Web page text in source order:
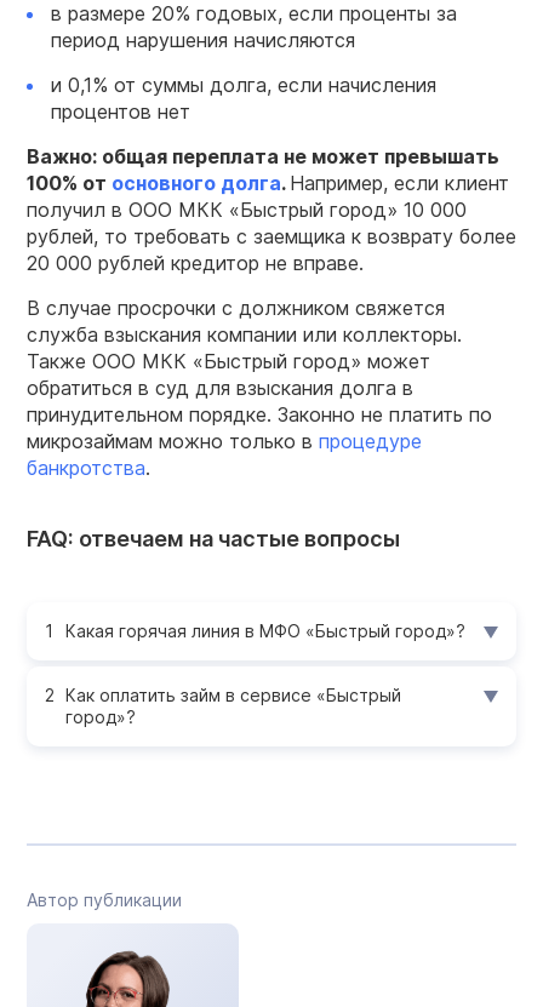
в размере 20% годовых, если проценты за
период нарушения начисляются
и 0,1% от суммы долга, если начисления
процентов нет
Важно: общая переплата не может превышать
100% от основного долга. Например, если клиент
получил в ООО МКК «Быстрый город» 10 000
рублей, то требовать с заемщика к возврату более
20 000 рублей кредитор не вправе.
В случае просрочки с должником свяжется
служба взыскания компании или коллекторы.
Также ООО МКК «Быстрый город» может
обратиться в суд для взыскания долга в
принудительном порядке. Законно не платить по
микрозаймам можно только в процедуре
банкротства.
FAQ: отвечаем на частые вопросы
Какая горячая линия в МФО «Быстрый город»?
Как оплатить займ в сервисе «Быстрый
город»?
Автор публикации